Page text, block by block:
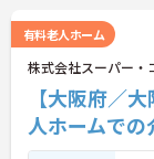
有料老人ホーム
株式会社スーパー・
【大阪府／
人ホームでの